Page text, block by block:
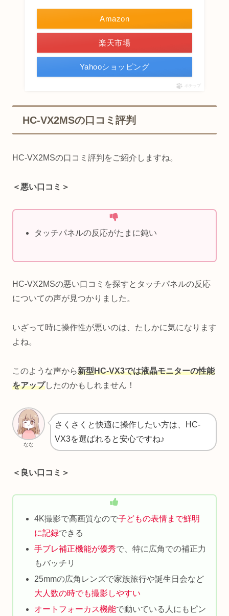
Amazon
楽天市場
Yahooショッピング
ポチップ
HC-VX2MSの口コミ評判
HC-VX2MSの口コミ評判をご紹介しますね。
＜悪い口コミ＞
タッチパネルの反応がたまに鈍い
HC-VX2MSの悪い口コミを探すとタッチパネルの反応
についての声が見つかりました。
いざって時に操作性が悪いのは、たしかに気になります
よね。
このような声から新型HC-VX3では液晶モニターの性能
をアップしたのかもしれません！
なな
さくさくと快適に操作したい方は、HC-
VX3を選ばれると安心ですね♪
＜良い口コミ＞
4K撮影で高画質なので子どもの表情まで鮮明
に記録できる
手ブレ補正機能が優秀で、特に広角での補正力
もバッチリ
25mmの広角レンズで家族旅行や誕生日会など
大人数の時でも撮影しやすい
オートフォーカス機能で動いている人にもピン